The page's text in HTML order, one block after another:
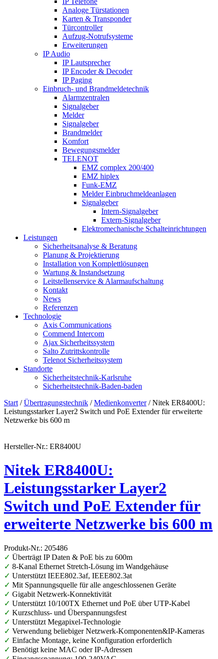
Analoge Türstationen
Karten & Transponder
Türcontroller
Aufzug-Notrufsysteme
Erweiterungen
IP Audio
IP Lautsprecher
IP Encoder & Decoder
IP Paging
Einbruch- und Brandmeldetechnik
Alarmzentralen
Signalgeber
Melder
Signalgeber
Brandmelder
Komfort
Bewegungsmelder
TELENOT
EMZ complex 200/400
EMZ hiplex
Funk-EMZ
Melder Einbruchmeldeanlagen
Signalgeber
Intern-Signalgeber
Extern-Signalgeber
Elektromechanische Schalteinrichtungen
Leistungen
Sicherheitsanalyse & Beratung
Planung & Projektierung​
Installation von Komplettlösungen
Wartung & Instandsetzung
Leitstellenservice & Alarmaufschaltung
Kontakt
News
Referenzen
Technologie
Axis Communications
Commend Intercom
Ajax Sicherheitssystem​
Salto Zutrittskontrolle
Telenot Sicherheitssystem
Standorte
Sicherheitstechnik-Karlsruhe
Sicherheitstechnik-Baden-baden
Start /Übertragungstechnik /Medienkonverter/ Nitek ER8400U:
Leistungsstarker Layer2 Switch und PoE Extender für erweiterte
Netzwerke bis 600 m
Hersteller-Nr.: ER8400U
Nitek ER8400U:
Leistungsstarker Layer2
Switch und PoE Extender für
erweiterte Netzwerke bis 600 m
Produkt-Nr.: 205486
✓ Überträgt IP Daten & PoE bis zu 600m
✓ 8-Kanal Ethernet Stretch-Lösung im Wandgehäuse
✓ Unterstützt IEEE802.3af, IEEE802.3at
✓ Mit Spannungsquelle für alle angeschlossenen Geräte
✓ Gigabit Netzwerk-Konnektivität
✓ Unterstützt 10/100TX Ethernet und PoE über UTP-Kabel
✓ Kurzschluss- und Überspannungsfest
✓ Unterstützt Megapixel-Technologie
✓ Verwendung beliebiger Netzwerk-Komponenten&IP-Kameras
✓ Einfache Montage, keine Konfiguration erforderlich
✓ Benötigt keine MAC oder IP-Adressen